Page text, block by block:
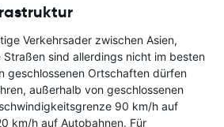
Verkehrsader zwischen Asien,
Straßen sind allerdings nicht im besten
geschlossenen Ortschaften dürfen
außerhalb von geschlossenen
90 km/h auf
km/h auf Autobahnen. Für